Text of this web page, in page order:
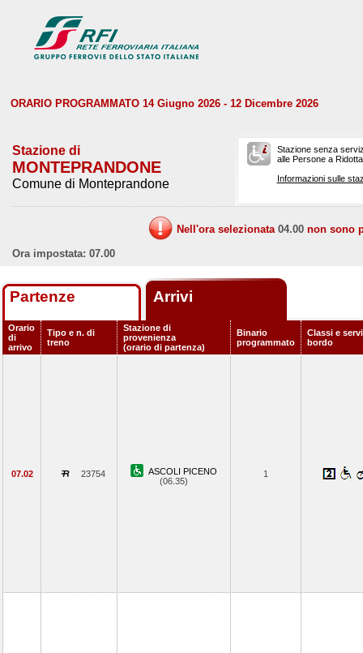
ORARIO PROGRAMMATO 14 Giugno 2026 - 12 Dicembre 2026
Stazione di
MONTEPRANDONE
Comune di Monteprandone
Stazione senza
alle Persone a
Informazioni sulle
Nell'ora selezionata 04.00 non sono
Ora impostata: 07.00
Partenze Arrivi
Orario
di
arrivo
Tipo e n. di
treno
Stazione di
provenienza
(orario di partenza)
Binario
programmato
Classi e
bordo
07.02 23754
ASCOLI PICENO
(06.35)
1